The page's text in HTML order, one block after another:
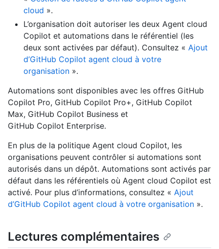
cloud ».
L’organisation doit autoriser les deux Agent cloud
Copilot et automations dans le référentiel (les
deux sont activées par défaut). Consultez « Ajout
d’GitHub Copilot agent cloud à votre
organisation ».
Automations sont disponibles avec les offres GitHub
Copilot Pro, GitHub Copilot Pro+, GitHub Copilot
Max, GitHub Copilot Business et
GitHub Copilot Enterprise.
En plus de la politique Agent cloud Copilot, les
organisations peuvent contrôler si automations sont
autorisés dans un dépôt. Automations sont activés par
défaut dans les référentiels où Agent cloud Copilot est
activé. Pour plus d’informations, consultez « Ajout
d’GitHub Copilot agent cloud à votre organisation ».
Lectures complémentaires